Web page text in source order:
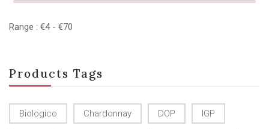
Range : €4 - €70
Products Tags
Biologico Chardonnay DOP IGP